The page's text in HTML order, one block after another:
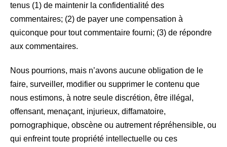
tenus (1) de maintenir la confidentialité des
commentaires; (2) de payer une compensation à
quiconque pour tout commentaire fourni; (3) de répondre
aux commentaires.
Nous pourrions, mais n’avons aucune obligation de le
faire, surveiller, modifier ou supprimer le contenu que
nous estimons, à notre seule discrétion, être illégal,
offensant, menaçant, injurieux, diffamatoire,
pornographique, obscène ou autrement répréhensible, ou
qui enfreint toute propriété intellectuelle ou ces